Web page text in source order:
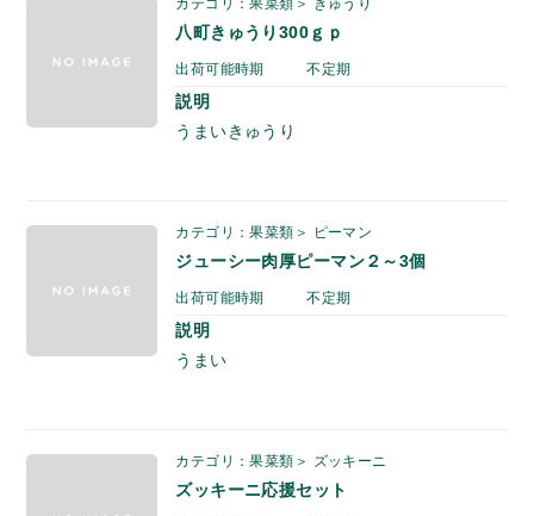
八町きゅうり300ｇｐ
出荷可能時期 不定期
説明
うまいきゅうり
カテゴリ：果菜類＞ ピーマン
ジューシー肉厚ピーマン２～3個
出荷可能時期 不定期
説明
うまい
カテゴリ：果菜類＞ ズッキーニ
ズッキーニ応援セット